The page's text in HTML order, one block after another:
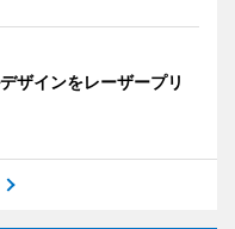
ザインをレーザープリ